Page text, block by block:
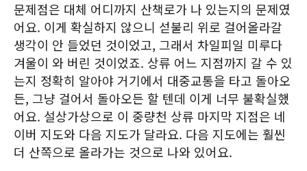
문제점은 대체 어디까지 산책로가 나 있는지의 문제였
어요. 이게 확실하지 않으니 섣불리 위로 걸어올라갈
생각이 안 들었던 것이었고, 그래서 차일피일 미루다
겨울이 와 버린 것이었죠. 상류 어느 지점까지 갈 수 있
는지 정확히 알아야 거기에서 대중교통을 타고 돌아오
든, 그냥 걸어서 돌아오든 할 텐데 이게 너무 불확실했
어요. 설상가상으로 이 중량천 상류 마지막 지점은 네
이버 지도와 다음 지도가 달라요. 다음 지도에는 훨씬
더 산쪽으로 올라가는 것으로 나와 있어요.